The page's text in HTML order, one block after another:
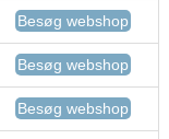
Besøg webshop
Besøg webshop
Besøg webshop